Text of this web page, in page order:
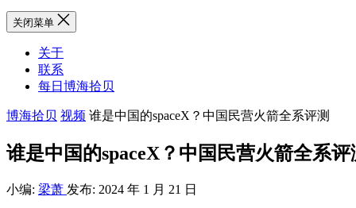
关闭菜单
关于
联系
每日博海拾贝
博海拾贝 视频 谁是中国的spaceX？中国民营火箭全系评测
谁是中国的spaceX？中国民营火箭全系评
小编: 梁萧 发布: 2024 年 1 月 21 日